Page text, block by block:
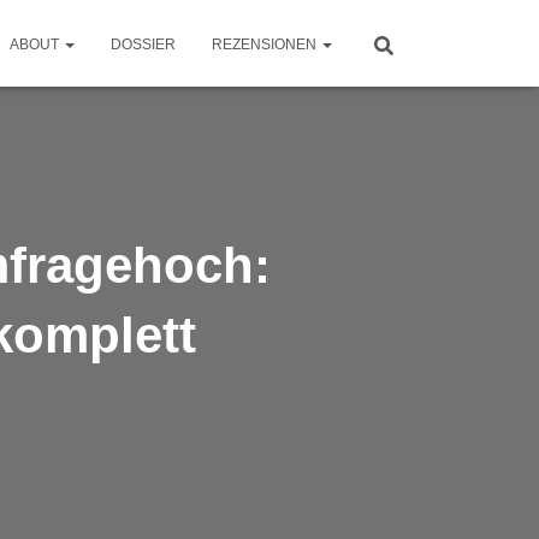
ABOUT DOSSIER REZENSIONEN